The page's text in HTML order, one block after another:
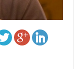
இந்தியா